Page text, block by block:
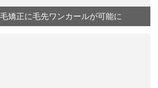
矯正に毛先ワンカールが可能に